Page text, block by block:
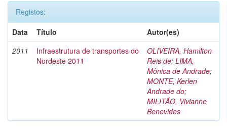
Registos:
Data
Título
Autor(es)
2011
Infraestrutura de transportes do
Nordeste 2011
OLIVEIRA, Hamilton
Reis de; LIMA,
Mônica de Andrade;
MONTE, Kerlen
Andrade do;
MILITÃO, Vivianne
Benevides